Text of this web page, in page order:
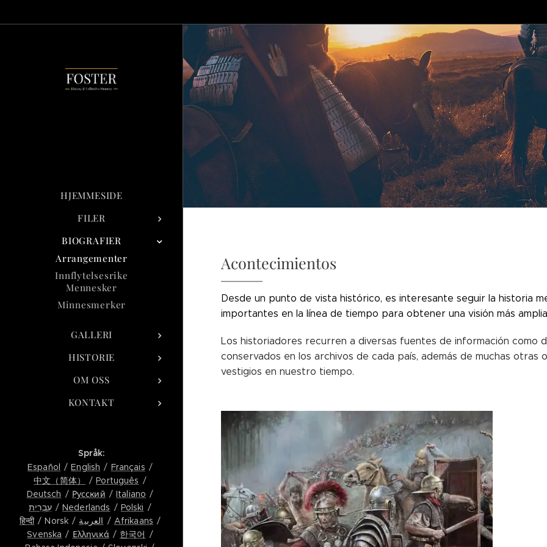
HJEMMESIDE
FILER
BIOGRAFIER
Arrangementer
Innflytelsesrike
Mennesker
Minnesmerker
GALLERI
HISTORIE
OM OSS
KONTAKT
Acontecimientos
Desde un punto de vista histórico, es interesante seguir la historia
importantes en la línea de tiempo para obtener una visión más
Los historiadores recurren a diversas fuentes de información como
conservados en los archivos de cada país, además de muchas otras
vestigios en nuestro tiempo.
Språk
Español
English
Français
中文（简体）
Português
Deutsch
Русский
Italiano
עִבְרִית
Nederlands
Polski
हिन्दी
Norsk العربية
Afrikaans
Svenska
Ελληνικά
한국어